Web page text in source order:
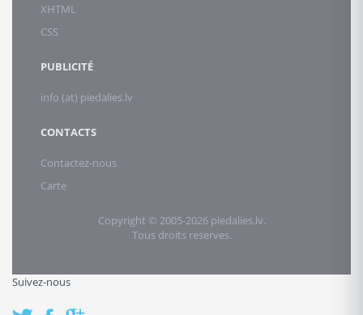
XHTML
CSS
PUBLICITÉ
info (at) piedalies.lv
CONTACTS
Contactez-nous
Carte
Copyright © 2005-2026 piedalies.lv.
Tous droits reserves.
Suivez-nous